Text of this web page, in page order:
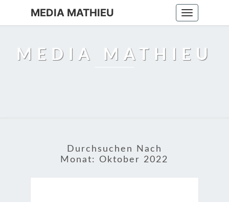
Toggle
navigation
MEDIA MATHIEU
MEDIA MATHIEU
Durchsuchen Nach
Monat: Oktober 2022